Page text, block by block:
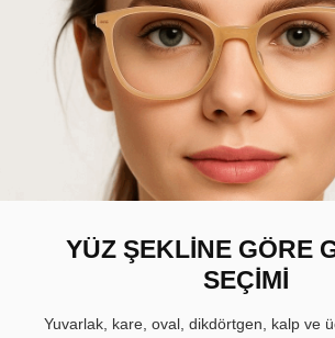
YÜZ ŞEKLİNE GÖRE
SEÇİMİ
Yuvarlak, kare, oval, dikdörtgen, kalp ve